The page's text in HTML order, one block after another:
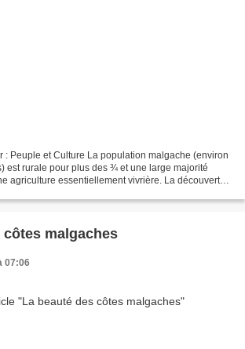
: Peuple et Culture La population malgache (environ
est rurale pour plus des ¾ et une large majorité
agriculture essentiellement vivrière. La découverte
côtes malgaches
07:06